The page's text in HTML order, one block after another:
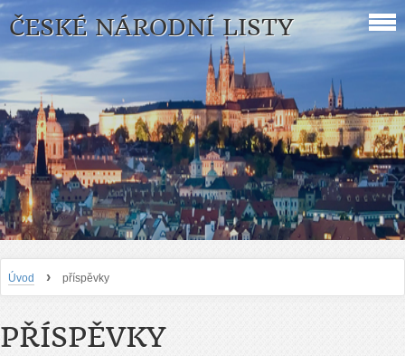
ČESKÉ NÁRODNÍ LISTY
Úvod › příspěvky
PŘÍSPĚVKY